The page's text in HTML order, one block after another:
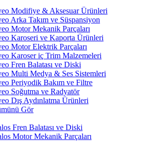
Modifiye & Aksesuar Ürünleri
Arka Takım ve Süspansiyon
Motor Mekanik Parçaları
Karoseri ve Kaporta Ürünleri
Motor Elektrik Parçaları
Karoser iç Trim Malzemeleri
Fren Balatası ve Diski
Multi Medya & Ses Sistemleri
Periyodik Bakım ve Filtre
Soğutma ve Radyatör
Dış Aydınlatma Ürünleri
Gör
Fren Balatası ve Diski
Motor Mekanik Parçaları